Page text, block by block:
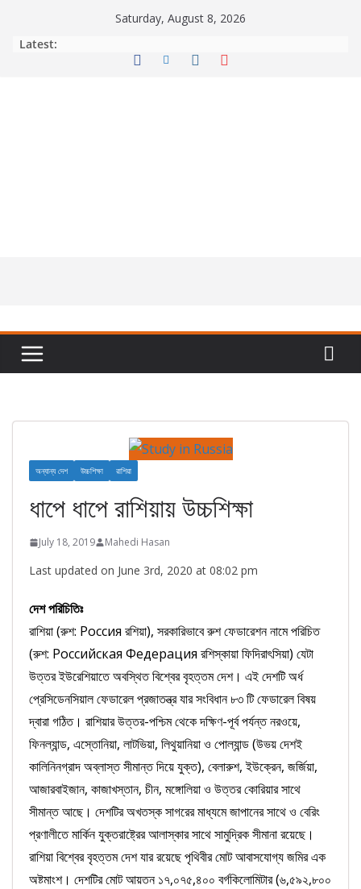
Saturday, August 8, 2026
Latest:
অন্যান্য দেশ উচ্চশিক্ষা রাশিয়া
ধাপে ধাপে রাশিয়ায় উচ্চশিক্ষা
July 18, 2019 Mahedi Hasan
Last updated on June 3rd, 2020 at 08:02 pm
দেশ পরিচিতিঃ
রাশিয়া (রুশ: Россия রশিয়া), সরকারিভাবে রুশ ফেডারেশন নামে পরিচিত
(রুশ: Российская Федерация রশিস্কায়া ফিদিরাৎসিয়া) যেটা
উত্তর ইউরেশিয়াতে অবস্থিত বিশ্বের বৃহত্তম দেশ। এই দেশটি অর্ধ
প্রেসিডেনসিয়াল ফেডারেল প্রজাতন্ত্র যার সংবিধান ৮৩ টি ফেডারেল বিষয়
দ্বারা গঠিত। রাশিয়ার উত্তর-পশ্চিম থেকে দক্ষিণ-পূর্ব পর্যন্ত নরওয়ে,
ফিনল্যান্ড, এস্তোনিয়া, লাটভিয়া, লিথুয়ানিয়া ও পোল্যান্ড (উভয় দেশই
কালিনিনগ্রাদ অব্লাস্ত সীমান্ত দিয়ে যুক্ত), বেলারুশ, ইউক্রেন, জর্জিয়া,
আজারবাইজান, কাজাখস্তান, চীন, মঙ্গোলিয়া ও উত্তর কোরিয়ার সাথে
সীমান্ত আছে। দেশটির অখতস্ক সাগরের মাধ্যমে জাপানের সাথে ও বেরিং
প্রণালীতে মার্কিন যুক্তরাষ্ট্রের আলাস্কার সাথে সামুদ্রিক সীমানা রয়েছে।
রাশিয়া বিশ্বের বৃহত্তম দেশ যার রয়েছে পৃথিবীর মোট আবাসযোগ্য জমির এক
অষ্টমাংশ। দেশটির মোট আয়তন ১৭,০৭৫,৪০০ বর্গকিলোমিটার (৬,৫৯২,৮০০